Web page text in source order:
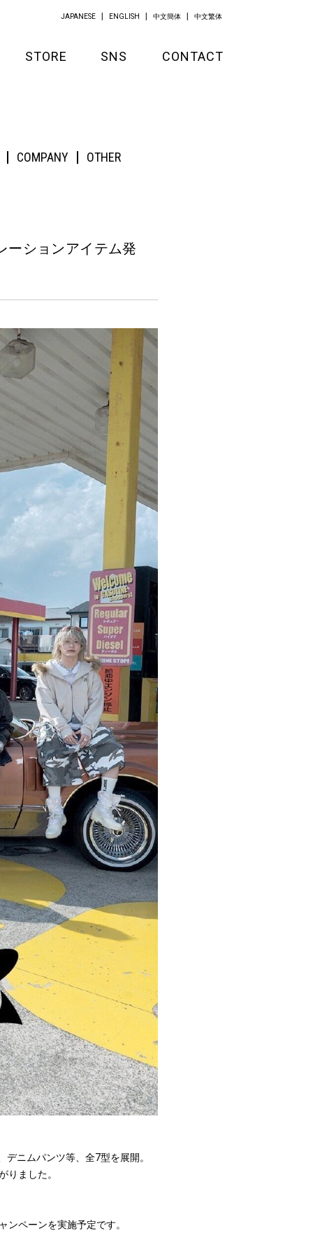
STORE
KITCHEN
SNS CONTACT
JAPANESE ENGLISH 中文簡体 中文繁体
COMPANY OTHER
ーションアイテム発
ニムパンツ等、全7型を展開。
りました。
ペーンを実施予定です。